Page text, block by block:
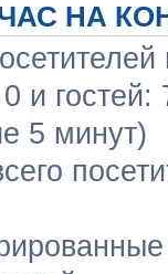
НА
и гостей:
5 минут)